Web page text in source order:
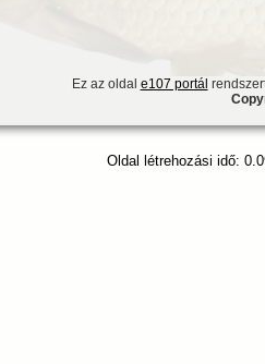
Ez az oldal e107 portál
Oldal létrehozási idő: